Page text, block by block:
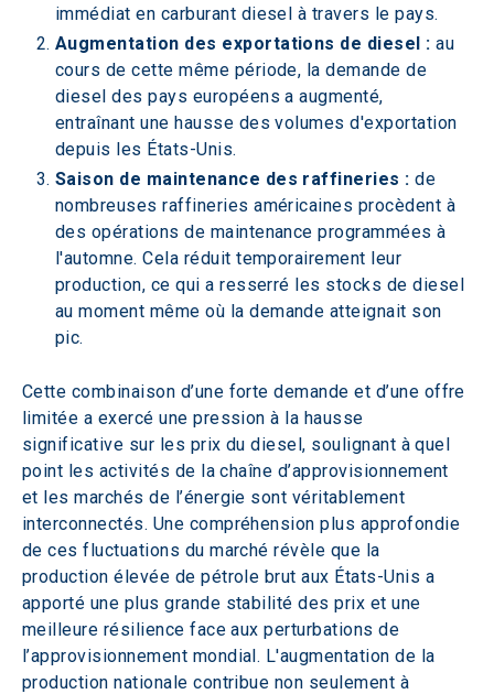
immédiat en carburant diesel à travers le pays.
Augmentation des exportations de diesel : au
cours de cette même période, la demande de
diesel des pays européens a augmenté,
entraînant une hausse des volumes d'exportation
depuis les États-Unis.
Saison de maintenance des raffineries : de
nombreuses raffineries américaines procèdent à
des opérations de maintenance programmées à
l'automne. Cela réduit temporairement leur
production, ce qui a resserré les stocks de diesel
au moment même où la demande atteignait son
pic.
Cette combinaison d’une forte demande et d’une offre
limitée a exercé une pression à la hausse
significative sur les prix du diesel, soulignant à quel
point les activités de la chaîne d’approvisionnement
et les marchés de l’énergie sont véritablement
interconnectés. Une compréhension plus approfondie
de ces fluctuations du marché révèle que la
production élevée de pétrole brut aux États-Unis a
apporté une plus grande stabilité des prix et une
meilleure résilience face aux perturbations de
l’approvisionnement mondial. L'augmentation de la
production nationale contribue non seulement à